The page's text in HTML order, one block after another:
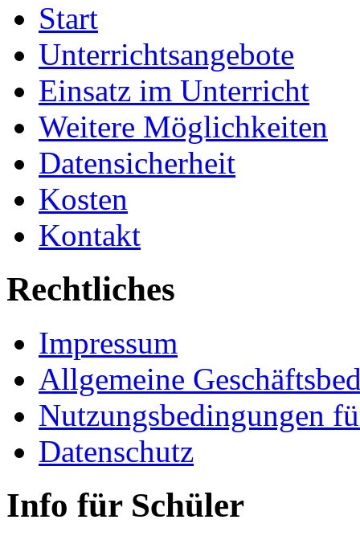
Start
Unterrichtsangebote
Einsatz im Unterricht
Weitere Möglichkeiten
Datensicherheit
Kosten
Kontakt
Rechtliches
Impressum
Allgemeine
Nutzungsbedingungen
Datenschutz
Info für Schüler